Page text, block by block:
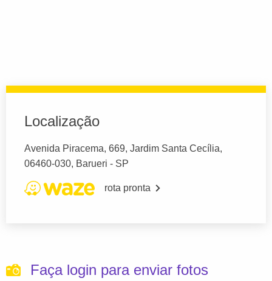
Localização
Avenida Piracema, 669, Jardim Santa Cecília,
06460-030, Barueri - SP
rota pronta
Faça login para enviar fotos